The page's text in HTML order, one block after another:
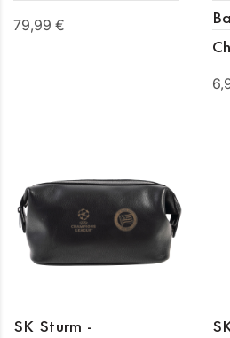
79,99 €
SK Sturm -